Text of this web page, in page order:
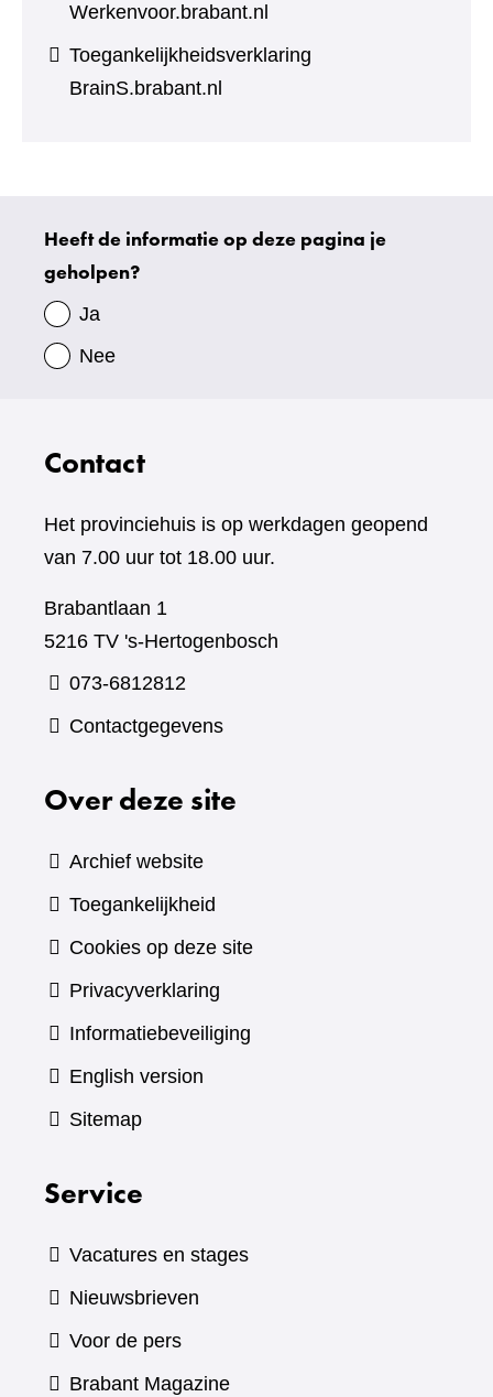
Werkenvoor.brabant.nl
Toegankelijkheidsverklaring
BrainS.brabant.nl
Uw
gegevens
Heeft de informatie op deze pagina je
geholpen?
Ja
Nee
Contact
Het provinciehuis is op werkdagen geopend
van 7.00 uur tot 18.00 uur.
Brabantlaan 1
5216 TV 's-Hertogenbosch
073-6812812
Contactgegevens
Over deze site
Archief website
Toegankelijkheid
Cookies op deze site
Privacyverklaring
Informatiebeveiliging
English version
Sitemap
Service
Vacatures en stages
Nieuwsbrieven
Voor de pers
Brabant Magazine(verwijst